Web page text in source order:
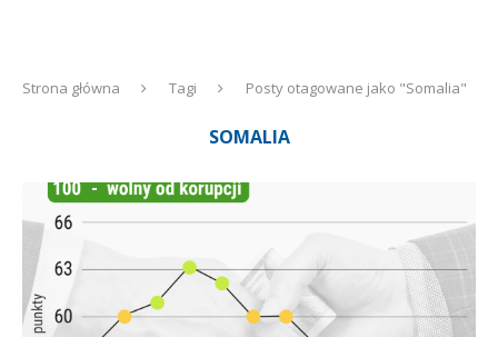
Strona główna Tagi Posty otagowane jako "Somalia"
SOMALIA